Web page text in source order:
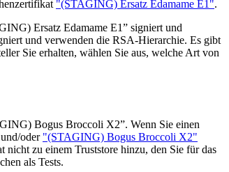
"(STAGING) Ersatz Edamame E1".
Ersatz Edamame E1” signiert und
und verwenden die RSA-Hierarchie. Es gibt
Sie erhalten, wählen Sie aus, welche Art von
Bogus Broccoli X2”. Wenn Sie einen
und/oder "(STAGING) Bogus Broccoli X2"
zu einem Truststore hinzu, den Sie für das
als Tests.